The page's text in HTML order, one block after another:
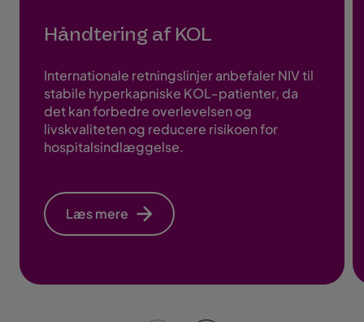
Håndtering af KOL
Internationale retningslinjer anbefaler NIV til
stabile hyperkapniske KOL-patienter, da
det kan forbedre overlevelsen og
livskvaliteten og reducere risikoen for
hospitalsindlæggelse.
Læs mere